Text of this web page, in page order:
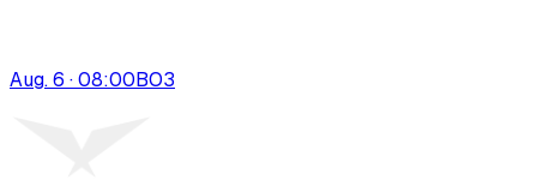
Aug. 6 · 08:00BO3